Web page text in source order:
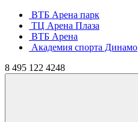
ВТБ Арена парк
ТЦ Арена Плаза
ВТБ Арена
Академия спорта Динамо
8 495 122 4248